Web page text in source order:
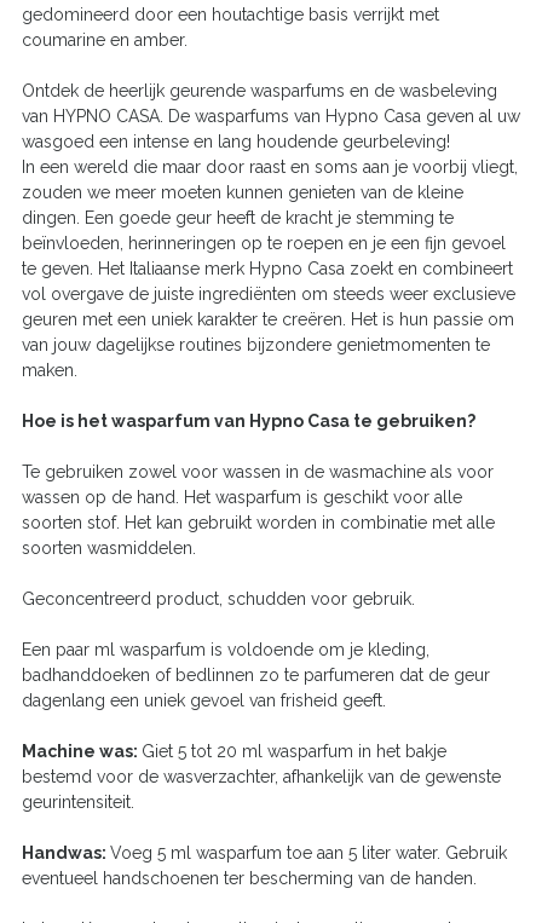
gedomineerd door een houtachtige basis verrijkt met
coumarine en amber.
Ontdek de heerlijk geurende wasparfums en de wasbeleving
van HYPNO CASA. De wasparfums van Hypno Casa geven al uw
wasgoed een intense en lang houdende geurbeleving!
In een wereld die maar door raast en soms aan je voorbij vliegt,
zouden we meer moeten kunnen genieten van de kleine
dingen. Een goede geur heeft de kracht je stemming te
beïnvloeden, herinneringen op te roepen en je een fijn gevoel
te geven. Het Italiaanse merk Hypno Casa zoekt en combineert
vol overgave de juiste ingrediënten om steeds weer exclusieve
geuren met een uniek karakter te creëren. Het is hun passie om
van jouw dagelijkse routines bijzondere genietmomenten te
maken.
Hoe is het wasparfum van Hypno Casa te gebruiken?
Te gebruiken zowel voor wassen in de wasmachine als voor
wassen op de hand. Het wasparfum is geschikt voor alle
soorten stof. Het kan gebruikt worden in combinatie met alle
soorten wasmiddelen.
Geconcentreerd product, schudden voor gebruik.
Een paar ml wasparfum is voldoende om je kleding,
badhanddoeken of bedlinnen zo te parfumeren dat de geur
dagenlang een uniek gevoel van frisheid geeft.
Machine was: Giet 5 tot 20 ml wasparfum in het bakje
bestemd voor de wasverzachter, afhankelijk van de gewenste
geurintensiteit.
Handwas: Voeg 5 ml wasparfum toe aan 5 liter water. Gebruik
eventueel handschoenen ter bescherming van de handen.